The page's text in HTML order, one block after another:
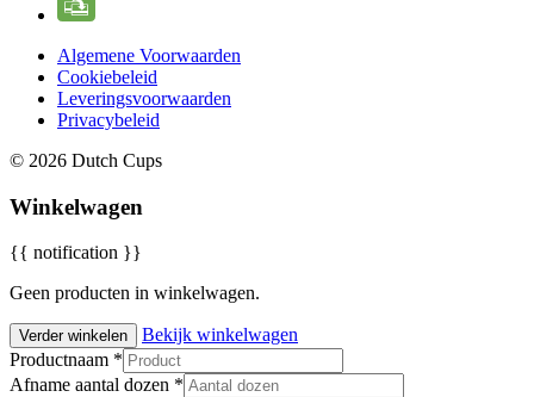
Algemene Voorwaarden
Cookiebeleid
Leveringsvoorwaarden
Privacybeleid
© 2026 Dutch Cups
Winkelwagen
{{ notification }}
Geen producten in winkelwagen.
Verder winkelen
Bekijk winkelwagen
Productnaam *
Afname aantal dozen *